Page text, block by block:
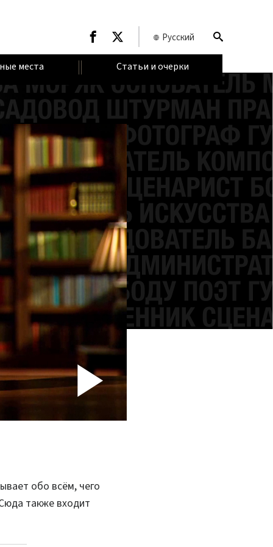
Русский
места Статьи и очерки
Play
обо всём, чего
также входит